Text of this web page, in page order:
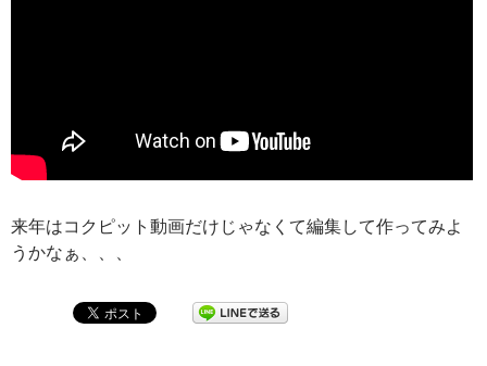
来年はコクピット動画だけじゃなくて編集して作ってみよ
うかなぁ、、、